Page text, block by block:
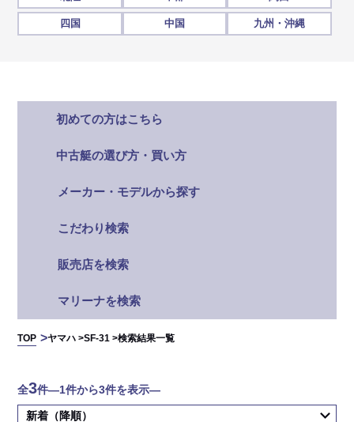
四国 中国 九州・沖縄
初めての方はこちら
中古艇の選び方・買い方
メーカー・モデルから探す
こだわり検索
販売店を検索
マリーナを検索
TOP ヤマハ >SF-31 >検索結果一覧
全3件―1件から3件を表示―